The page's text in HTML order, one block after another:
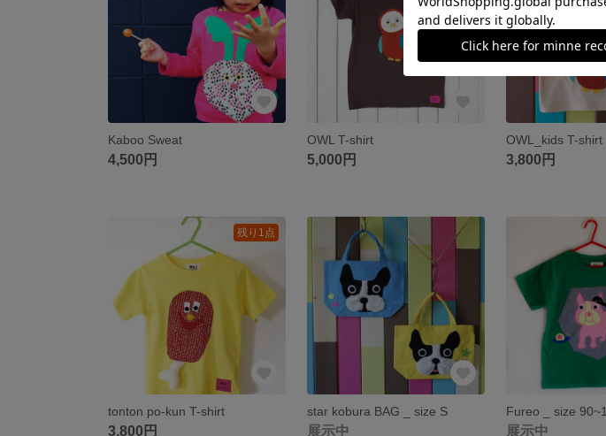
Kaboo Sweat
4,500円
OWL T-shirt
5,000円
OWL_kids T-shirt
3,800円
残り1点
tonton po-kun T-shirt
3,800円
star kobura BAG _ size S
展示中 展示中